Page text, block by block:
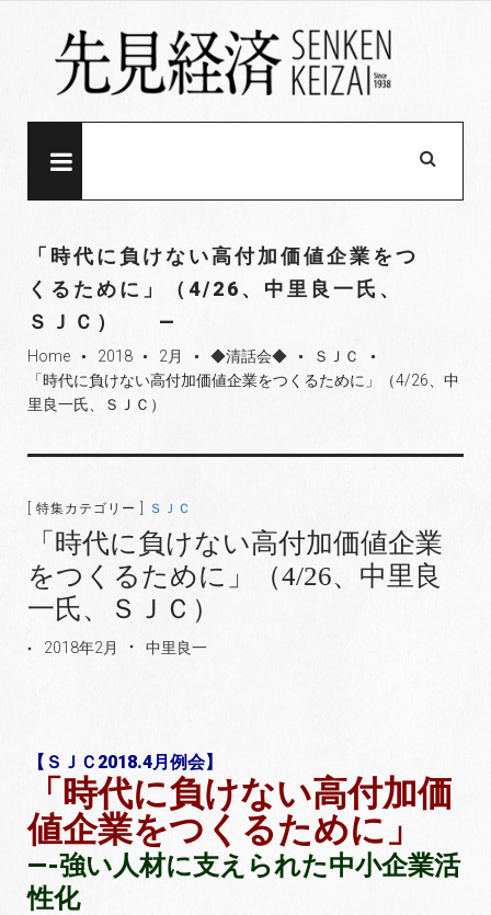
「時代に負けない高付加価値企業をつ
くるために」（4/26、中里良一氏、
ＳＪＣ）
Home fiber_manual_record 2018 fiber_manual_record 2月 fiber_manual_record ◆清話会◆ fiber_manual_record ＳＪＣ fiber_manual_record
「時代に負けない高付加価値企業をつくるために」（4/26、中
里良一氏、ＳＪＣ）
[ 特集カテゴリー ] ＳＪＣ
「時代に負けない高付加価値企業
をつくるために」（4/26、中里良
一氏、ＳＪＣ）
2018年2月 中里良一
【ＳＪＣ2018.4月例会】
「時代に負けない高付加価
値企業をつくるために」
—-強い人材に支えられた中小企業活
性化